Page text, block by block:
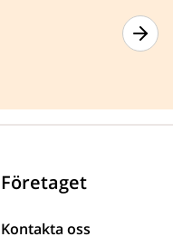
Företaget
Kontakta oss